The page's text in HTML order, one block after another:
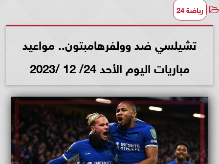
رياضة 24
تشيلسي ضد وولفرهامبتون.. مواعيد
مباريات اليوم الأحد 24/ 12 /2023